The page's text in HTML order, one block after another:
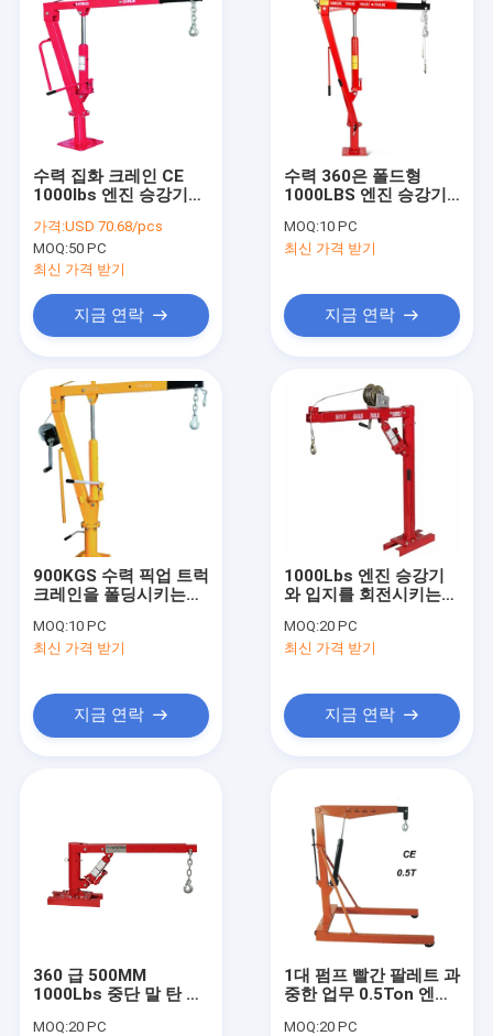
제품
비디오
우리 에 관한 것
공장 투어
저희에게 연락하십시오
뉴스
인용 을 요청 하십시오
유압 트렌스밋숀은 잭으로 들어 올립니다
수압 펌프 와 엘리베이터
엔진 승강기와 입지
수력 집화 크레인 CE
1000lbs 엔진 승강기와
가격:USD 70.68/pcs
MOQ:50 PC
최신 가격 받기
지금 연락
수력 360은 폴드형
1000LBS 엔진 승강기
MOQ:10 PC
최신 가격 받기
지금 연락
900KGS 수력 픽업 트럭
크레인을 폴딩시키는
MOQ:10 PC
최신 가격 받기
지금 연락
1000Lbs 엔진 승강기
와 입지를 회전시키는
MOQ:20 PC
최신 가격 받기
지금 연락
360 급 500MM
1000Lbs 중단 말 탄 픽
MOQ:20 PC
1대 펌프 빨간 팔레트 과
중한 업무 0.5Ton 엔진
MOQ:20 PC